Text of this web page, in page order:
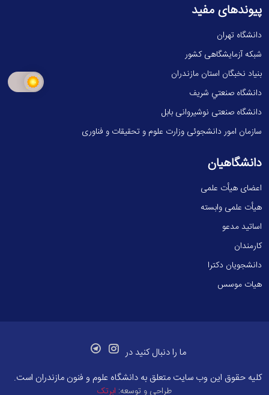
پیوندهای مفید
دانشگاه تهران
شبکه آزمایشگاهی کشور
بنیاد نخبگان استان مازندران
دانشگاه صنعتي شريف
دانشگاه صنعتی نوشیروانی بابل
سازمان امور دانشجوئی وزارت علوم و تحقیقات و فناوری
دانشگاهیان
اعضای هیأت علمی
هیأت علمی وابسته
اساتید مدعو
کارمندان
دانشجویان دکترا
هیات موسس
ما را دنبال کنید در
کلیه حقوق این وب سایت متعلق به دانشگاه علوم و فنون مازندران است.
طراحی و توسعه: ابرتک